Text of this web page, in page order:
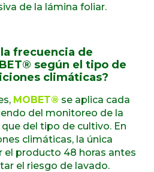
de la lámina foliar.
frecuencia de
según el tipo de
climáticas?
MOBET® se aplica cada
del monitoreo de la
del tipo de cultivo. En
climáticas, la única
el producto 48 horas antes
el riesgo de lavado.